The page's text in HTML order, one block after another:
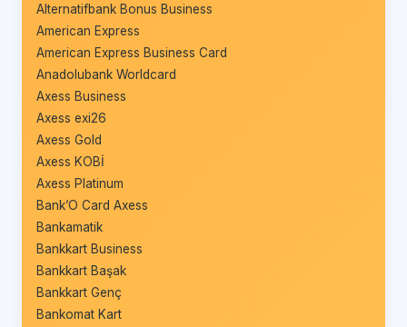
Alternatifbank Bonus Business
American Express
American Express Business Card
Anadolubank Worldcard
Axess Business
Axess exi26
Axess Gold
Axess KOBİ
Axess Platinum
Bank’O Card Axess
Bankamatik
Bankkart Business
Bankkart Başak
Bankkart Genç
Bankomat Kart